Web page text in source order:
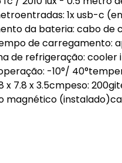
1x usb-c
da bateria: cabo de
de carregamento:
de refrigeração:
-10°/
x 7.8 x 3.5cmpeso:
magnético